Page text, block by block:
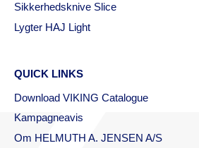
Sikkerhedsknive Slice
Lygter HAJ Light
QUICK LINKS
Download VIKING Catalogue
Kampagneavis
Om HELMUTH A. JENSEN A/S